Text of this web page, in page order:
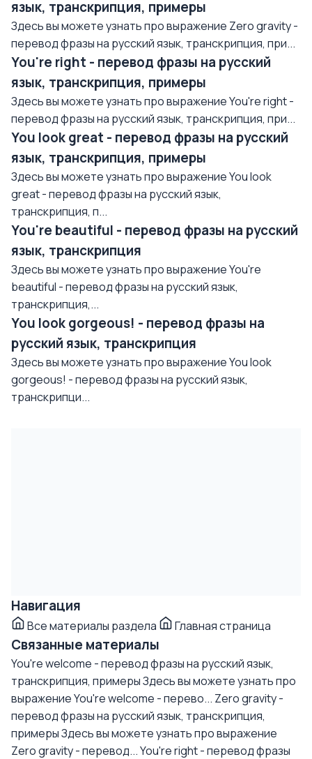
язык, транскрипция, примеры
Здесь вы можете узнать про выражение Zero gravity -
перевод фразы на русский язык, транскрипция, при...
You're right - перевод фразы на русский
язык, транскрипция, примеры
Здесь вы можете узнать про выражение You're right -
перевод фразы на русский язык, транскрипция, при...
You look great - перевод фразы на русский
язык, транскрипция, примеры
Здесь вы можете узнать про выражение You look
great - перевод фразы на русский язык,
транскрипция, п...
You're beautiful - перевод фразы на русский
язык, транскрипция
Здесь вы можете узнать про выражение You're
beautiful - перевод фразы на русский язык,
транскрипция,...
You look gorgeous! - перевод фразы на
русский язык, транскрипция
Здесь вы можете узнать про выражение You look
gorgeous! - перевод фразы на русский язык,
транскрипци...
Навигация
Все материалы раздела Главная страница
Связанные материалы
You're welcome - перевод фразы на русский язык,
транскрипция, примерыЗдесь вы можете узнать про
выражение You're welcome - перево... Zero gravity -
перевод фразы на русский язык, транскрипция,
примерыЗдесь вы можете узнать про выражение
Zero gravity - перевод...You're right - перевод фразы